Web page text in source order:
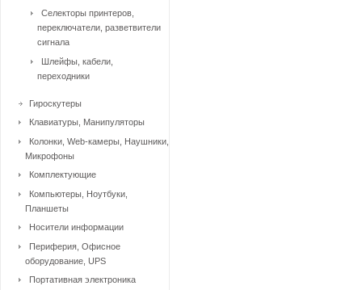
Селекторы принтеров,
переключатели, разветвители
сигнала
Шлейфы, кабели,
переходники
Гироскутеры
Клавиатуры, Манипуляторы
Колонки, Web-камеры, Наушники,
Микрофоны
Комплектующие
Компьютеры, Ноутбуки,
Планшеты
Носители информации
Периферия, Офисное
оборудование, UPS
Портативная электроника